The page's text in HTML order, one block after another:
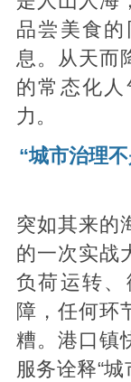
品尝美食
息。从天而
的常态化
力。
“城市治理
突如其来的
的一次实战
负荷运转
障，任何环
糟。港口镇
服务诠释“